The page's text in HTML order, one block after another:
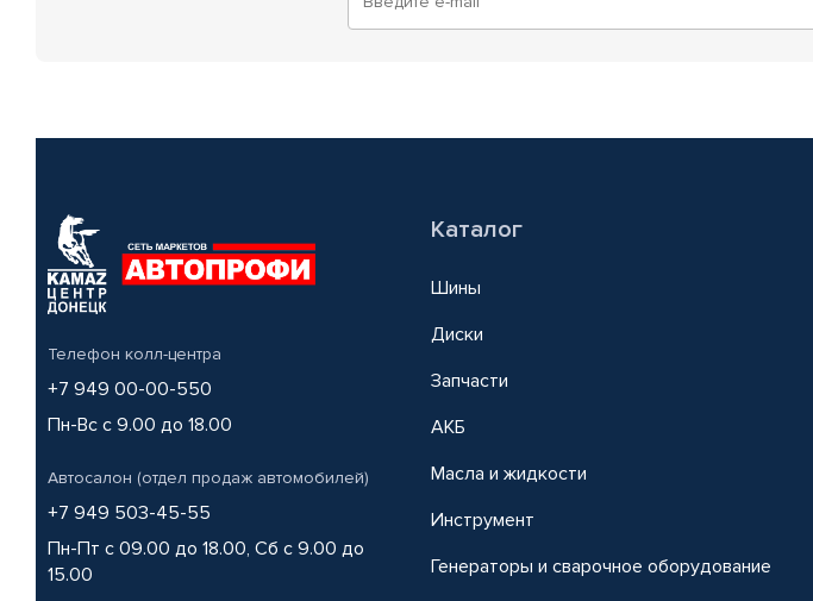
Телефон колл-центра
+7 949 00-00-550
Пн-Вс с 9.00 до 18.00
Автосалон (отдел продаж автомобилей)
+7 949 503-45-55
Пн-Пт с 09.00 до 18.00, Сб с 9.00 до
15.00
Каталог
Шины
Диски
Запчасти
АКБ
Масла и жидкости
Инструмент
Генераторы и сварочное оборудование